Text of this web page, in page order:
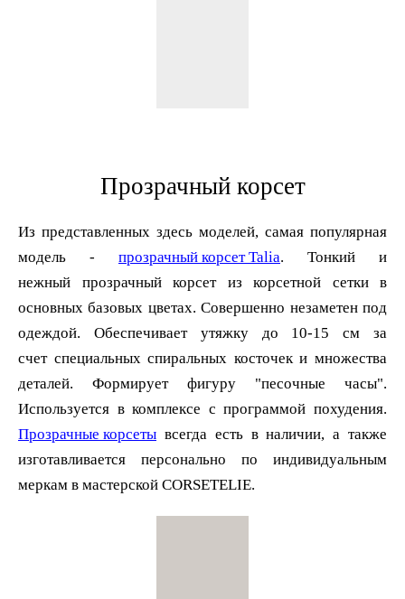
Прозрачный корсет
Из представленных здесь моделей, самая популярная
модель - прозрачный корсет Talia. Тонкий и
нежный прозрачный корсет из корсетной сетки в
основных базовых цветах. Совершенно незаметен под
одеждой. Обеспечивает утяжку до 10-15 см за
счет специальных спиральных косточек и множества
деталей. Формирует фигуру "песочные часы".
Прозрачные корсеты всегда есть в наличии, а также
изготавливается персонально по индивидуальным
меркам в мастерской CORSETELIE.